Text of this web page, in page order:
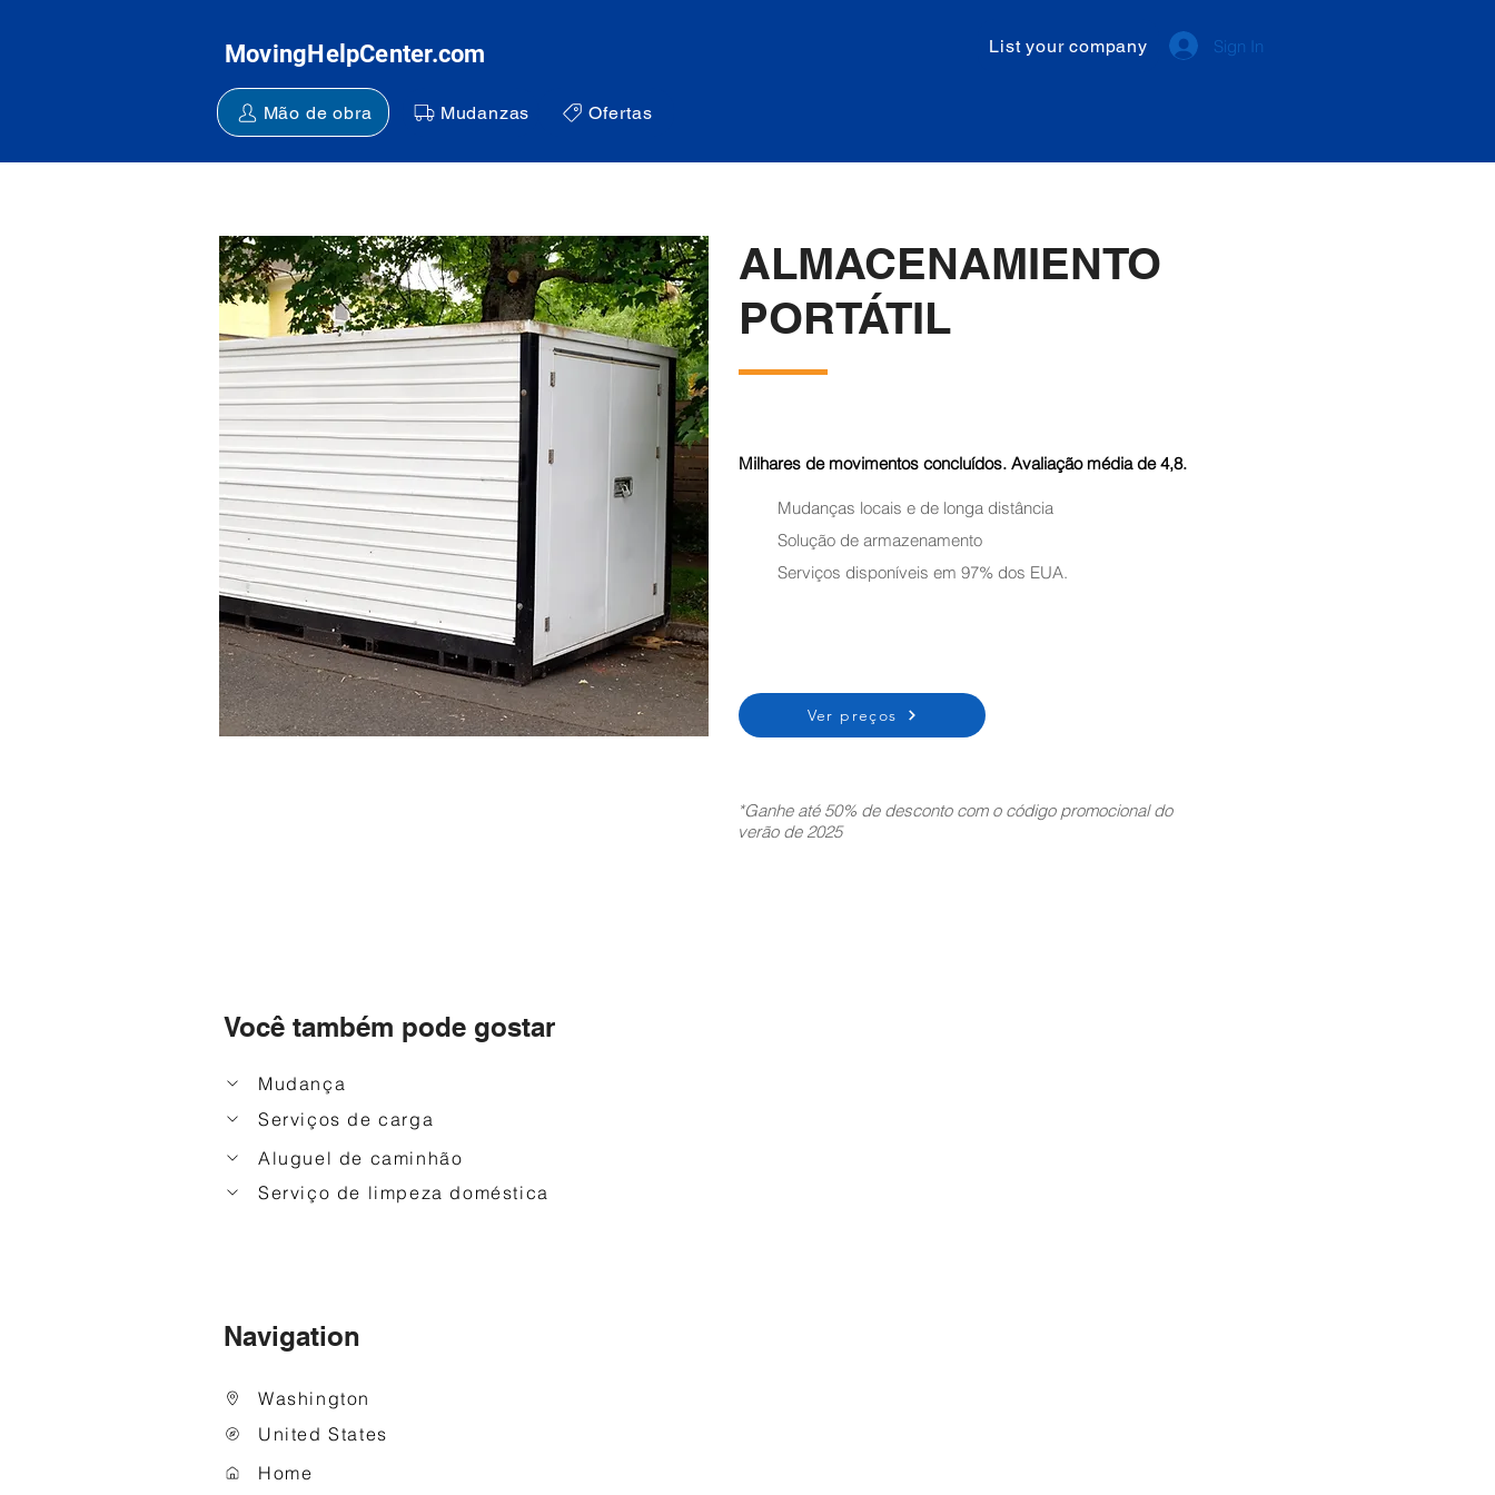
MovingHelpCenter.com
Mão de obra Mudanzas Ofertas
List your company Sign In
ALMACENAMIENTO
PORTÁTIL
Milhares de movimentos concluídos. Avaliação média de 4,8.
Mudanças locais e de longa distância
Solução de armazenamento
Serviços disponíveis em 97% dos EUA.
Ver preços
*Ganhe até 50% de desconto com o código promocional do
verão de 2025
Você também pode gostar
Mudança
Serviços de carga
Aluguel de caminhão
Serviço de limpeza doméstica
Navigation
Washington
United States
Home